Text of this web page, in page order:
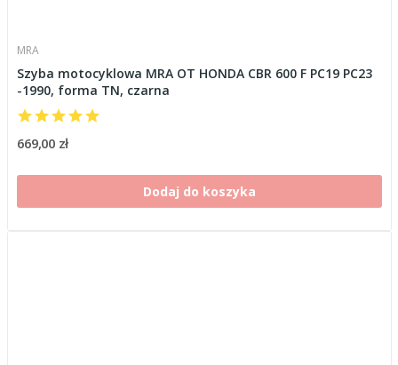
MRA
Szyba motocyklowa MRA OT HONDA CBR 600 F PC19 PC23
-1990, forma TN, czarna
669,00 zł
Dodaj do koszyka